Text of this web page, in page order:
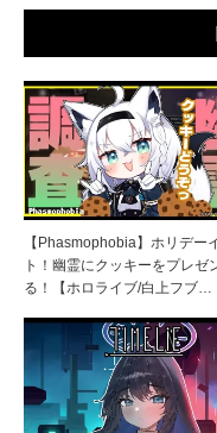
【Phasmophobia】ホリデー
ト！幽霊にクッキーをプレゼ
る！【ホロライブ/白上フブ…